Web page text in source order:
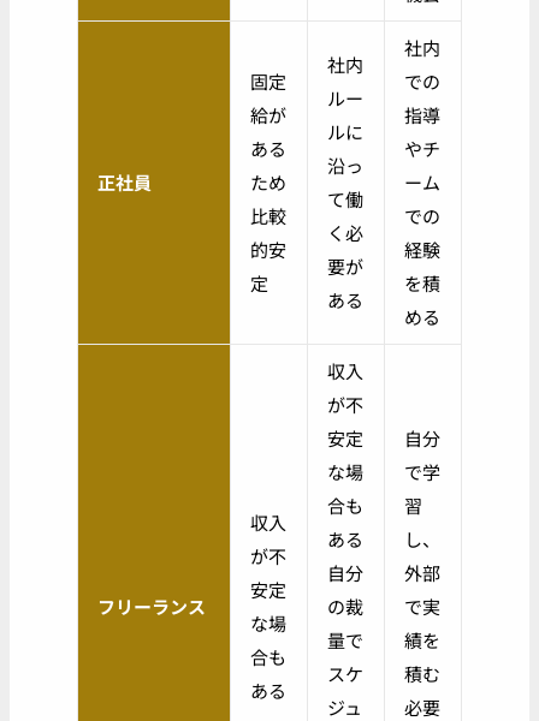
正社員
固定
給が
ある
ため
比較
的安
定
社内
ルー
ルに
沿っ
て働
く必
要が
ある
社内
での
指導
やチ
ーム
での
経験
を積
める
フリーランス
収入
が不
安定
な場
合も
ある
収入
が不
安定
な場
合も
ある
自分
の裁
量で
スケ
ジュ
自分
で学
習
し、
外部
で実
績を
積む
必要